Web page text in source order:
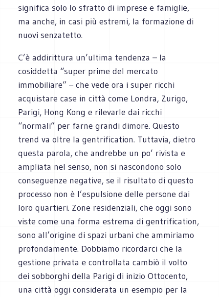
significa solo lo sfratto di imprese e famiglie,
ma anche, in casi più estremi, la formazione di
nuovi senzatetto.
C’è addirittura un’ultima tendenza – la
cosiddetta “super prime del mercato
immobiliare” – che vede ora i super ricchi
acquistare case in città come Londra, Zurigo,
Parigi, Hong Kong e rilevarle dai ricchi
“normali” per farne grandi dimore. Questo
trend va oltre la gentrification. Tuttavia, dietro
questa parola, che andrebbe un po’ rivista e
ampliata nel senso, non si nascondono solo
conseguenze negative, se il risultato di questo
processo non è l’espulsione delle persone dai
loro quartieri. Zone residenziali, che oggi sono
viste come una forma estrema di gentrification,
sono all’origine di spazi urbani che ammiriamo
profondamente. Dobbiamo ricordarci che la
gestione privata e controllata cambiò il volto
dei sobborghi della Parigi di inizio Ottocento,
una città oggi considerata un esempio per la